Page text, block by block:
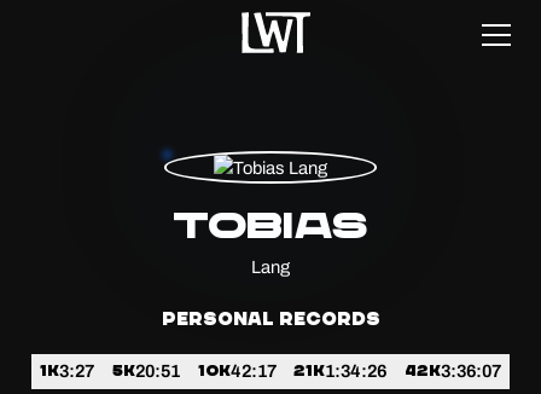
Tobias
Lang
Personal Records
1K3:27 5k20:51 10k42:17 21k1:34:26 42k3:36:07